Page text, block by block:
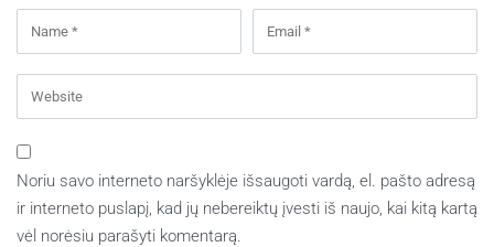
Noriu savo interneto naršyklėje išsaugoti vardą, el. pašto adresą
ir interneto puslapį, kad jų nebereiktų įvesti iš naujo, kai kitą kartą
vėl norėsiu parašyti komentarą.